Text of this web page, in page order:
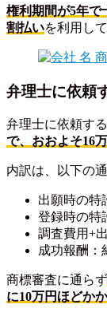
権利期間が5年で
割払いを利用し
弁理士に依頼
弁理士に依頼す
で、おおよそ16
内訳は、以下の通
出願時の特
登録時の特
調査費用+
成功報酬：
商標審査に通らず
に10万円ほどか